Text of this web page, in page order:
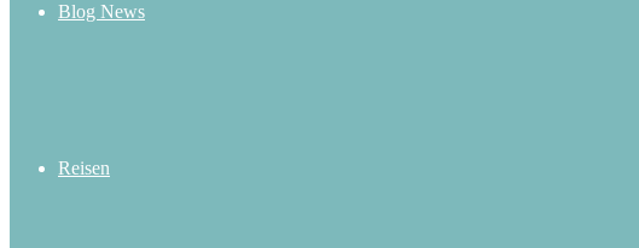
Blog News
Reisen